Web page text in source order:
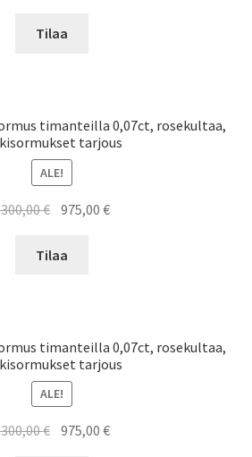
oli:
Tilaa
timanteilla 0,07ct, rosekultaa,
tarjous
ALE!
€ Alkuperäinen
oli:
975,00€Nykyinen
Tilaa
timanteilla 0,07ct, rosekultaa,
tarjous
ALE!
€ Alkuperäinen
975,00€Nykyinen